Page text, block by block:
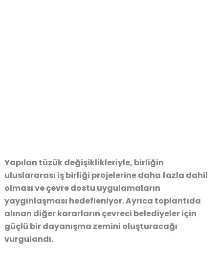
Yapılan tüzük değişiklikleriyle, birliğin
uluslararası iş birliği projelerine daha fazla dahil
olması ve çevre dostu uygulamaların
yaygınlaşması hedefleniyor. Ayrıca toplantıda
alınan diğer kararların çevreci belediyeler için
güçlü bir dayanışma zemini oluşturacağı
vurgulandı.